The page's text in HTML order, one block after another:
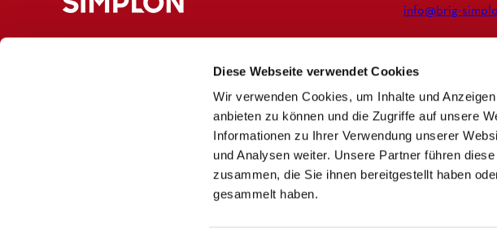
Diese Webseite verwendet Cookies
Wir verwenden Cookies, um Inhalte und
anbieten zu können und die Zugriffe auf unsere
Informationen zu Ihrer Verwendung unserer
und Analysen weiter. Unsere Partner führen
zusammen, die Sie ihnen bereitgestellt haben
gesammelt haben.
info@brig-
n
s
t
a
g
r
c
e
b
o
o
n
k
e
d
i
w
s
l
e
t
r